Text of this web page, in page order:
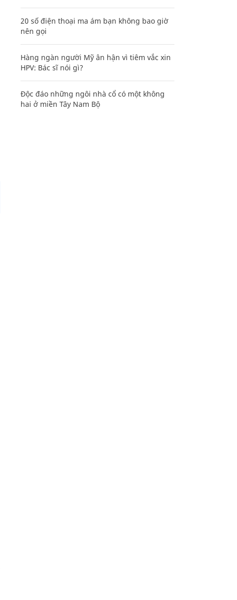
20 số điện thoại ma ám bạn không bao giờ
nên gọi
Hàng ngàn người Mỹ ân hận vì tiêm vắc xin
HPV: Bác sĩ nói gì?
Độc đáo những ngôi nhà cổ có một không
hai ở miền Tây Nam Bộ